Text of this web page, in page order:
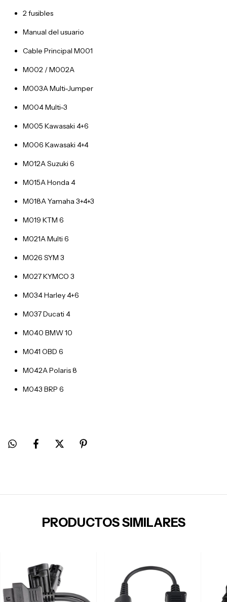
2 fusibles
Manual del usuario
Cable Principal M001
M002 / M002A
M003A Multi-Jumper
M004 Multi-3
M005 Kawasaki 4+6
M006 Kawasaki 4+4
M012A Suzuki 6
M015A Honda 4
M018A Yamaha 3+4+3
M019 KTM 6
M021A Multi 6
M026 SYM 3
M027 KYMCO 3
M034 Harley 4+6
M037 Ducati 4
M040 BMW 10
M041 OBD 6
M042A Polaris 8
M043 BRP 6
PRODUCTOS SIMILARES